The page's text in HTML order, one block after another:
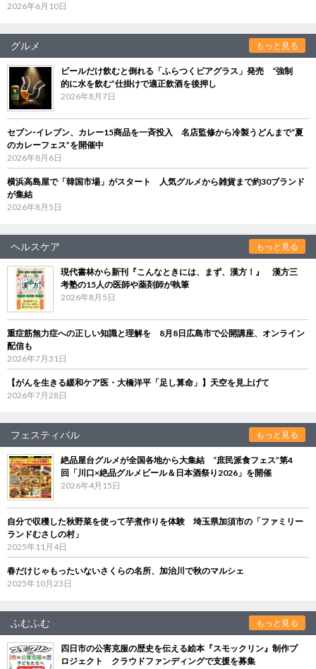
2026年6月10日
グルメ もっと見る
ビールだけ飲むと倒れる「ふらつくビアグラス」発売 “強制
的に水を飲む”仕掛けで適正飲酒を後押し
2026年8月7日
セブン‐イレブン、カレー15商品を一斉投入 名店監修から冷製うどんまで“夏
のカレーフェス”を開催中
2026年8月6日
横浜高島屋で「韓国市場」がスタート 人気グルメから雑貨まで約30ブランド
が集結
2026年8月5日
ヘルスケア もっと見る
現代書林から新刊『こんなときには、まず、漢方！』 漢方三
考塾の15人の医師や薬剤師が執筆
2026年8月5日
重症筋無力症への正しい知識と理解を 8月8日広島市で公開講座、オンライン
配信も
2026年7月31日
【がんを生きる緩和ケア医・大橋洋平「足し算命」】天空を見上げて
2026年7月28日
フェスティバル もっと見る
絶品屋台グルメが全国各地から大集結 “庶民派食フェス”第4
回「川口×絶品グルメビール＆日本酒祭り2026」を開催
2026年4月15日
自分で収穫した秋野菜を使って芋煮作りを体験 埼玉県加須市の「ファミリー
ランドむさしの村」
2025年11月4日
春だけじゃもったいないさくらの名所、加治川で秋のマルシェ
2025年10月23日
ふむふむ もっと見る
四日市の公害克服の歴史を伝える絵本『スモックリン』制作プ
ロジェクト クラウドファンディングで支援を募集